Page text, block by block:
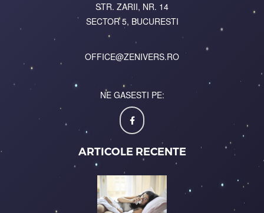
STR. ZARII, NR. 14
SECTOR 5, BUCURESTI
OFFICE@ZENIVERS.RO
NE GASESTI PE:
ARTICOLE RECENTE